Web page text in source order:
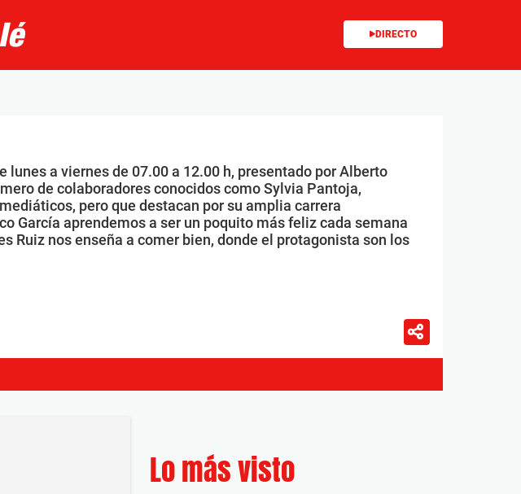
DIRECTO
lunes a viernes de 07.00 a 12.00 h, presentado por Alberto
de colaboradores conocidos como Sylvia Pantoja,
pero que destacan por su amplia carrera
García aprendemos a ser un poquito más feliz cada semana
Ruiz nos enseña a comer bien, donde el protagonista son los
Lo más visto